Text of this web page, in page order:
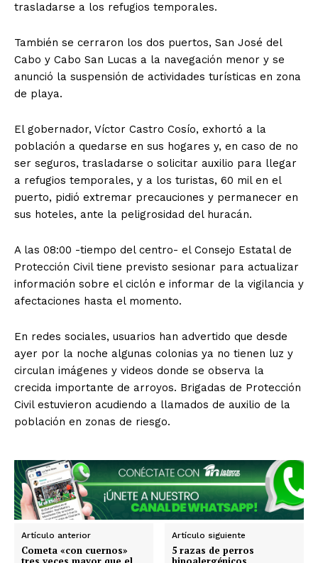
El Suplemento
SUSCRIBIRSE
Estados
trasladarse a los refugios temporales.
También se cerraron los dos puertos, San José del
Cabo y Cabo San Lucas a la navegación menor y se
anunció la suspensión de actividades turísticas en zona
de playa.
El gobernador, Víctor Castro Cosío, exhortó a la
población a quedarse en sus hogares y, en caso de no
ser seguros, trasladarse o solicitar auxilio para llegar
a refugios temporales, y a los turistas, 60 mil en el
puerto, pidió extremar precauciones y permanecer en
sus hoteles, ante la peligrosidad del huracán.
A las 08:00 -tiempo del centro- el Consejo Estatal de
Protección Civil tiene previsto sesionar para actualizar
información sobre el ciclón e informar de la vigilancia y
afectaciones hasta el momento.
En redes sociales, usuarios han advertido que desde
ayer por la noche algunas colonias ya no tienen luz y
circulan imágenes y videos donde se observa la
crecida importante de arroyos. Brigadas de Protección
Civil estuvieron acudiendo a llamados de auxilio de la
población en zonas de riesgo.
Artículo anterior
Cometa «con cuernos»
Artículo siguiente
5 razas de perros